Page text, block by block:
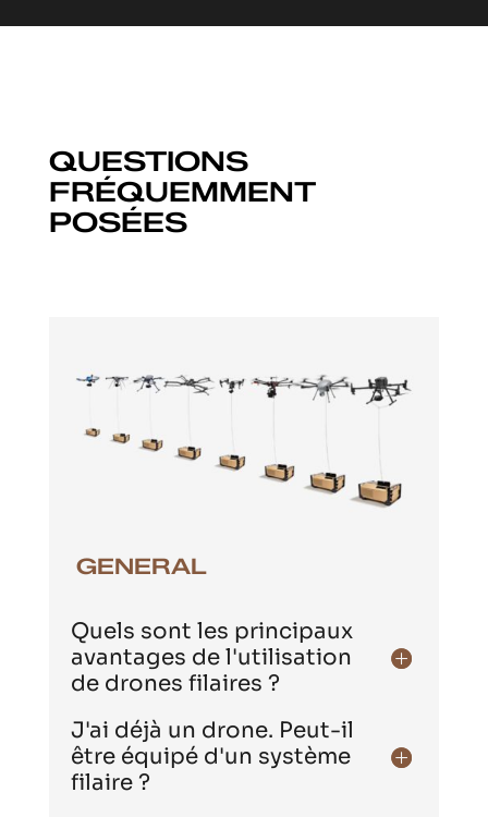
QUESTIONS
FRÉQUEMMENT
POSÉES
GENERAL
Quels sont les principaux
avantages de l'utilisation
de drones filaires ?
J'ai déjà un drone. Peut-il
être équipé d'un système
filaire ?